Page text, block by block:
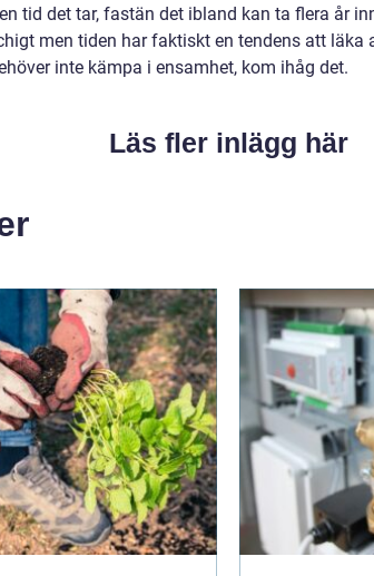
tid det tar, fastän det ibland kan ta flera år
men tiden har faktiskt en tendens att läka
inte kämpa i ensamhet, kom ihåg det.
Läs fler inlägg här